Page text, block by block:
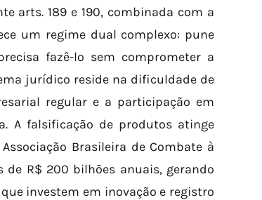
arts. 189 e 190, combinada com a
um regime dual complexo: pune
fazê-lo sem comprometer a
jurídico reside na dificuldade de
regular e a participação em
A falsificação de produtos atinge
Brasileira de Combate à
R$ 200 bilhões anuais, gerando
investem em inovação e registro